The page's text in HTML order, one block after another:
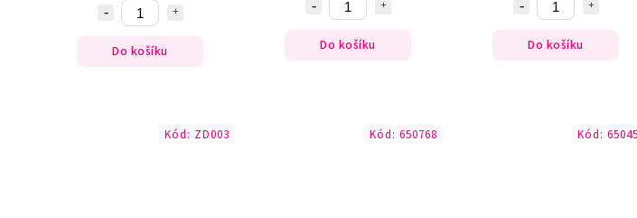
Do košíku Do košíku Do košíku
Kód: ZD003 Kód: 650768 Kód: